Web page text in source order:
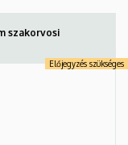
szakorvosi
Előjegyzés szükséges